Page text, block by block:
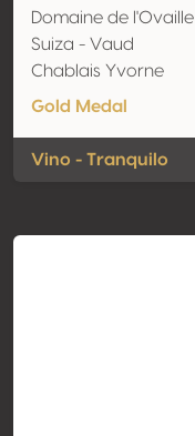
Domaine de l'Ovaille
Suiza - Vaud
Chablais Yvorne
Gold Medal
Vino - Tranquilo